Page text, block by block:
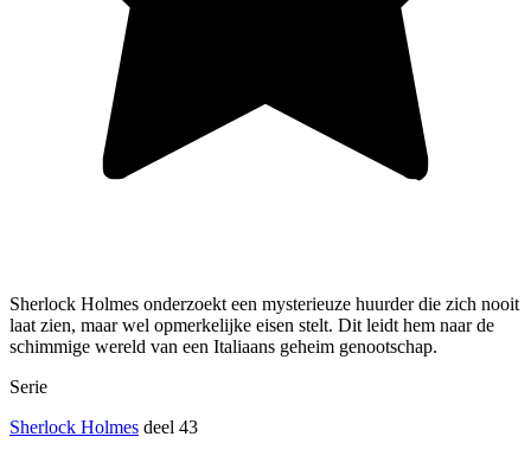
Sherlock Holmes onderzoekt een mysterieuze huurder die zich nooit
laat zien, maar wel opmerkelijke eisen stelt. Dit leidt hem naar de
schimmige wereld van een Italiaans geheim genootschap.
Serie
Sherlock Holmes deel 43